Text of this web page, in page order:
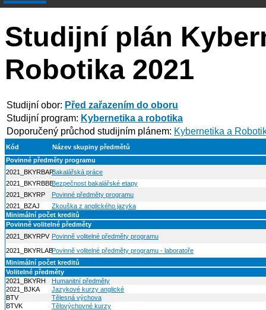
Studijní plán
Robotika 2021
Studijní obor: Před zařazením do oboru
Studijní program: Kybernetika a robotika
Doporučený průchod studijním plánem: Kybernetika a
Kód
Název skupiny předmětů
Povinné předměty programu
2021_BKYRBAPBakalářská práce
2021_BKYRBBEBezpečnost bakalářské etapy
2021_BKYRP
Povinné předměty programu
2021_BZAJ
Zkouška z anglického jazyka
Minimální počet kreditů
Povinně volitelné předměty
2021_BKYRPV Povinně volitelné předměty programu
2021_BKYRLABPovinně volitelné předměty programu - laboratoře
Minimální počet kreditů
Volitelné předměty
2021_BKYRH
Humanitní předměty
2021_BJKA
Jazykové kurzy anglické
BTV
Tělesná výchova
BTVK
Tělovýchovné kurzy